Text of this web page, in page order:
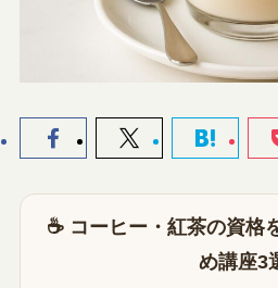
☕ コーヒー・紅茶の資格
め講座3